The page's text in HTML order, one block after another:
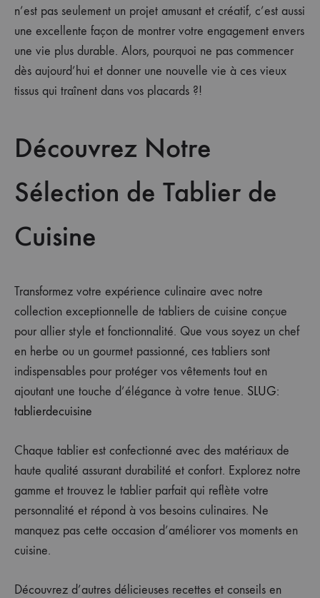
n’est pas seulement un projet amusant et créatif, c’est aussi
une excellente façon de montrer votre engagement envers
une vie plus durable. Alors, pourquoi ne pas commencer
dès aujourd’hui et donner une nouvelle vie à ces vieux
tissus qui traînent dans vos placards ?!
Découvrez Notre
Sélection de Tablier de
Cuisine
Transformez votre expérience culinaire avec notre
collection exceptionnelle de tabliers de cuisine conçue
pour allier style et fonctionnalité. Que vous soyez un chef
en herbe ou un gourmet passionné, ces tabliers sont
indispensables pour protéger vos vêtements tout en
ajoutant une touche d’élégance à votre tenue. SLUG:
tablierdecuisine
Chaque tablier est confectionné avec des matériaux de
haute qualité assurant durabilité et confort. Explorez notre
gamme et trouvez le tablier parfait qui reflète votre
personnalité et répond à vos besoins culinaires. Ne
manquez pas cette occasion d’améliorer vos moments en
cuisine.
Découvrez d’autres délicieuses recettes et conseils en